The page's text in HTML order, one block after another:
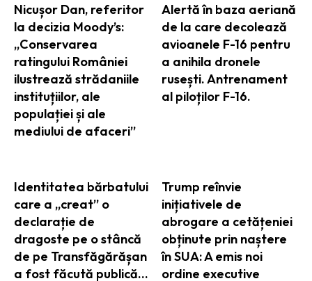
Nicușor Dan, referitor
la decizia Moody’s:
„Conservarea
ratingului României
ilustrează strădaniile
instituțiilor, ale
populației și ale
mediului de afaceri”
Alertă în baza aeriană
de la care decolează
avioanele F-16 pentru
a anihila dronele
rusești. Antrenament
al piloților F-16.
Identitatea bărbatului
care a „creat” o
declarație de
dragoste pe o stâncă
de pe Transfăgărășan
a fost făcută publică…
Trump reînvie
inițiativele de
abrogare a cetățeniei
obținute prin naștere
în SUA: A emis noi
ordine executive